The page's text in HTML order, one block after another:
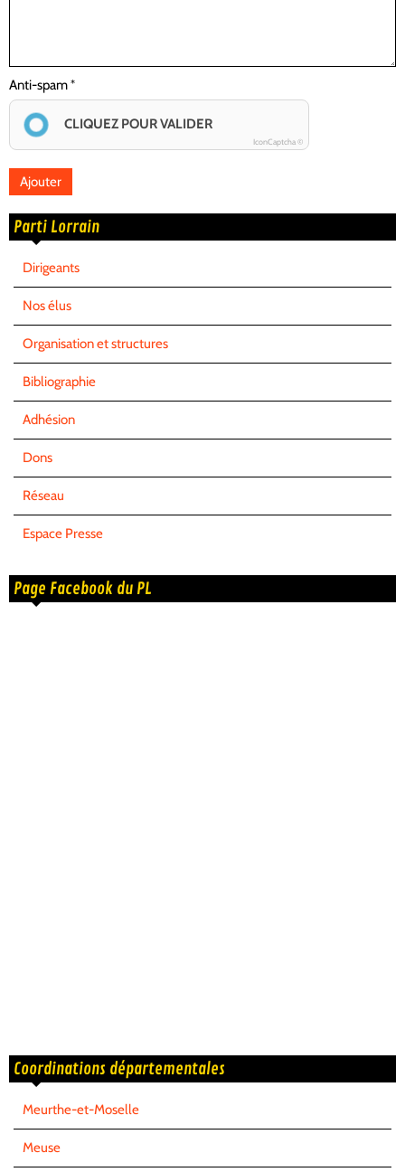
Anti-spam
CLIQUEZ POUR VALIDER
IconCaptcha ©
Parti Lorrain
Dirigeants
Nos élus
Organisation et structures
Bibliographie
Adhésion
Dons
Réseau
Espace Presse
Page Facebook du PL
Coordinations départementales
Meurthe-et-Moselle
Meuse